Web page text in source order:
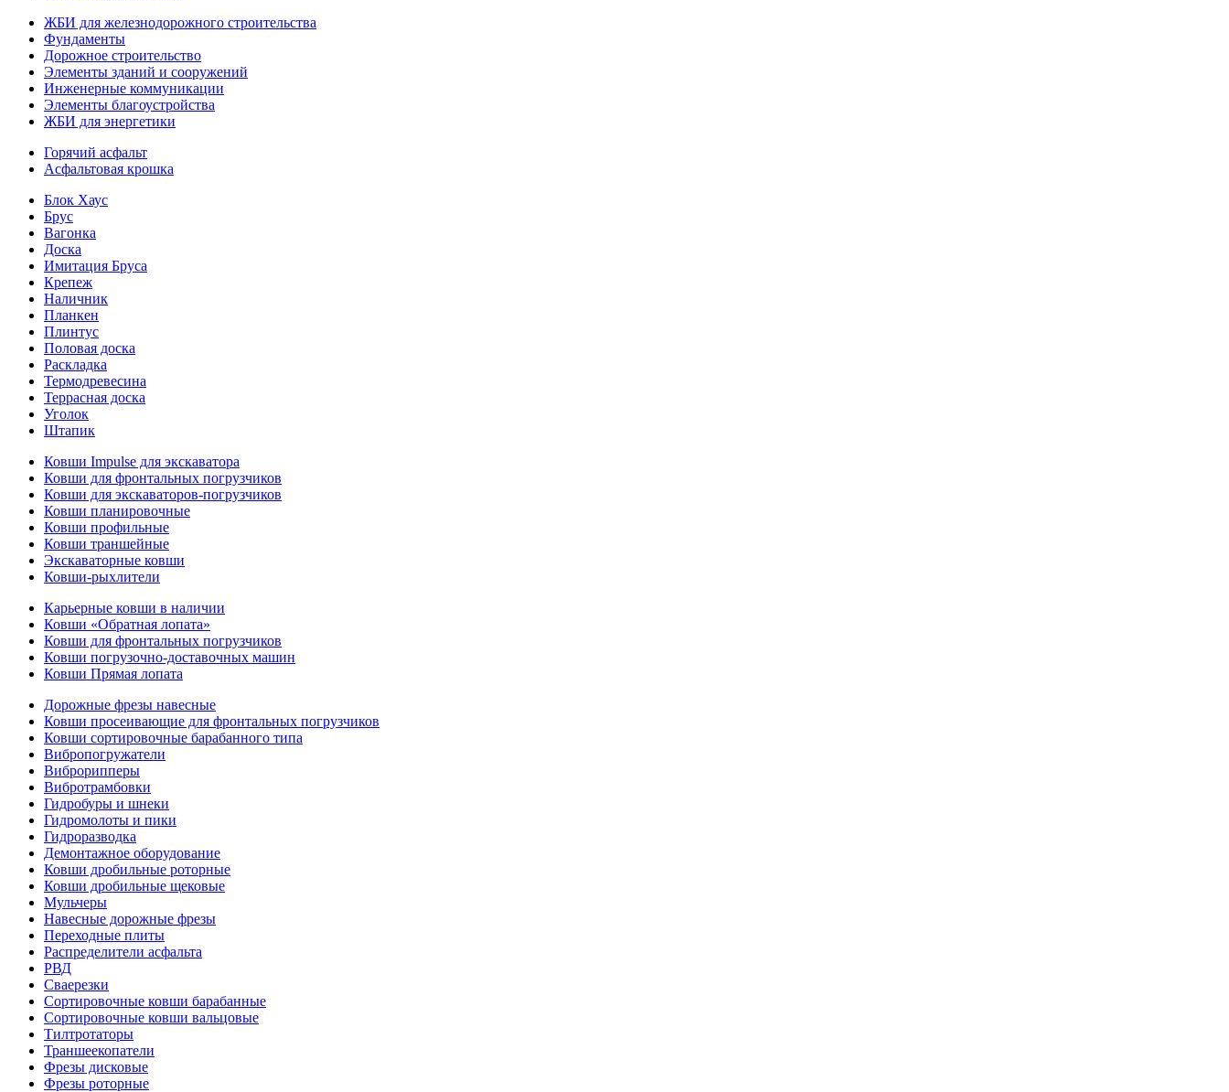
ЖБИ для железнодорожного строительства
Фундаменты
Дорожное строительство
Элементы зданий и сооружений
Инженерные коммуникации
Элементы благоустройства
ЖБИ для энергетики
Горячий асфальт
Асфальтовая крошка
Блок Хаус
Брус
Вагонка
Доска
Имитация Бруса
Крепеж
Наличник
Планкен
Плинтус
Половая доска
Раскладка
Термодревесина
Террасная доска
Уголок
Штапик
Ковши Impulse для экскаватора
Ковши для фронтальных погрузчиков
Ковши для экскаваторов-погрузчиков
Ковши планировочные
Ковши профильные
Ковши траншейные
Экскаваторные ковши
Ковши-рыхлители
Карьерные ковши в наличии
Ковши «Обратная лопата»
Ковши для фронтальных погрузчиков
Ковши погрузочно-доставочных машин
Ковши Прямая лопата
Дорожные фрезы навесные
Ковши просеивающие для фронтальных погрузчиков
Ковши сортировочные барабанного типа
Вибропогружатели
Виброрипперы
Вибротрамбовки
Гидробуры и шнеки
Гидромолоты и пики
Гидроразводка
Демонтажное оборудование
Ковши дробильные роторные
Ковши дробильные щековые
Мульчеры
Навесные дорожные фрезы
Переходные плиты
Распределители асфальта
РВД
Сваерезки
Сортировочные ковши барабанные
Сортировочные ковши вальцовые
Тилтротаторы
Траншеекопатели
Фрезы дисковые
Фрезы роторные